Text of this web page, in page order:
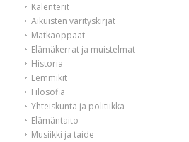
Kalenterit
Aikuisten värityskirjat
Matkaoppaat
Elämäkerrat ja muistelmat
Historia
Lemmikit
Filosofia
Yhteiskunta ja politiikka
Elämäntaito
Musiikki ja taide